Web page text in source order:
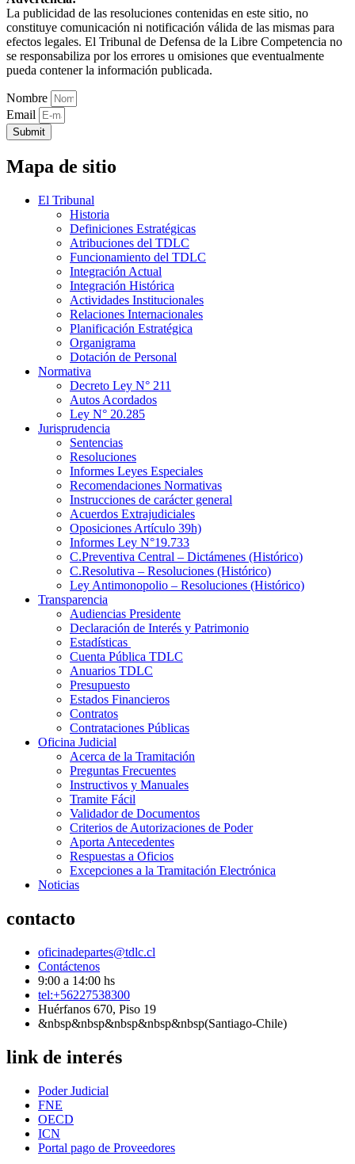
La publicidad de las resoluciones contenidas en este sitio, no
constituye comunicación ni notificación válida de las mismas para
efectos legales. El Tribunal de Defensa de la Libre Competencia no
se responsabiliza por los errores u omisiones que eventualmente
pueda contener la información publicada.
Nombre
Email
Submit
Mapa de sitio
El Tribunal
Historia
Definiciones Estratégicas
Atribuciones del TDLC
Funcionamiento del TDLC
Integración Actual
Integración Histórica
Actividades Institucionales
Relaciones Internacionales
Planificación Estratégica
Organigrama
Dotación de Personal
Normativa
Decreto Ley N° 211
Autos Acordados
Ley N° 20.285
Jurisprudencia
Sentencias
Resoluciones
Informes Leyes Especiales
Recomendaciones Normativas
Instrucciones de carácter general
Acuerdos Extrajudiciales
Oposiciones Artículo 39h)
Informes Ley N°19.733
C.Preventiva Central – Dictámenes (Histórico)
C.Resolutiva – Resoluciones (Histórico)
Ley Antimonopolio – Resoluciones (Histórico)
Transparencia
Audiencias Presidente
Declaración de Interés y Patrimonio
Estadísticas
Cuenta Pública TDLC
Anuarios TDLC
Presupuesto
Estados Financieros
Contratos
Contrataciones Públicas
Oficina Judicial
Acerca de la Tramitación
Preguntas Frecuentes
Instructivos y Manuales
Tramite Fácil
Validador de Documentos
Criterios de Autorizaciones de Poder
Aporta Antecedentes
Respuestas a Oficios
Excepciones a la Tramitación Electrónica
Noticias
contacto
oficinadepartes@tdlc.cl
Contáctenos
9:00 a 14:00 hs
tel:+56227538300
Huérfanos 670, Piso 19
&nbsp&nbsp&nbsp&nbsp&nbsp(Santiago-Chile)
link de interés
Poder Judicial
FNE
OECD
ICN
Portal pago de Proveedores